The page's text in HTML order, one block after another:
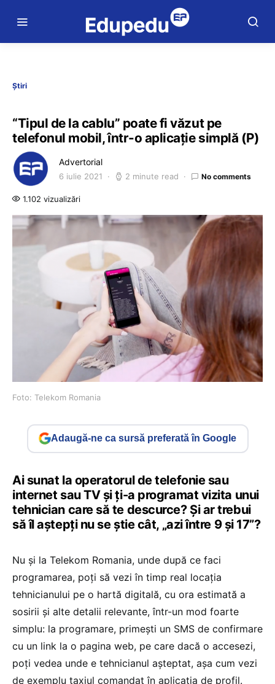
Știri
“Tipul de la cablu” poate fi văzut pe
telefonul mobil, într-o aplicație simplă (P)
Advertorial
6 iulie 2021 2 minute read No comments
1.102 vizualizări
Foto: Telekom Romania
Adaugă-ne ca sursă preferată în Google
Ai sunat la operatorul de telefonie sau
internet sau TV şi ţi-a programat vizita unui
tehnician care să te descurce? Şi ar trebui
să îl aştepţi nu se ştie cât, „azi între 9 şi 17”?
Nu şi la Telekom Romania, unde după ce faci
programarea, poţi să vezi în timp real locaţia
tehnicianului pe o hartă digitală, cu ora estimată a
sosirii și alte detalii relevante, într-un mod foarte
simplu: la programare, primeşti un SMS de confirmare
cu un link la o pagina web, pe care dacă o accesezi,
poţi vedea unde e tehnicianul aşteptat, aşa cum vezi
de exemplu taxiul comandat în aplicaţia de profil.